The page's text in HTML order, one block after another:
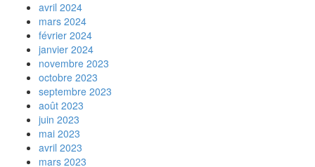
avril 2024
mars 2024
février 2024
janvier 2024
novembre 2023
octobre 2023
septembre 2023
août 2023
juin 2023
mai 2023
avril 2023
mars 2023